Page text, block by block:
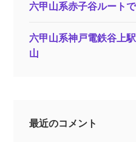
六甲山系赤子谷ルート
六甲山系神戸電鉄谷上
山
最近のコメント